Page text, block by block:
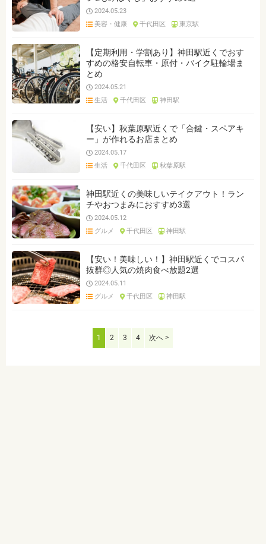
2024.05.23
美容・健康
千代田区 東京駅
【定期利用・学割あり】神田駅近くでおす
すめの格安自転車・原付・バイク駐輪場ま
とめ
2024.05.21
生活
千代田区 神田駅
【安い】秋葉原駅近くで「合鍵・スペアキ
ー」が作れるお店まとめ
2024.05.17
生活
千代田区 秋葉原駅
神田駅近くの美味しいテイクアウト！ラン
チやおつまみにおすすめ3選
2024.05.12
グルメ
千代田区 神田駅
【安い！美味しい！】神田駅近くでコスパ
抜群◎人気の焼肉食べ放題2選
2024.05.11
グルメ
千代田区 神田駅
1 2 3 4 次へ >